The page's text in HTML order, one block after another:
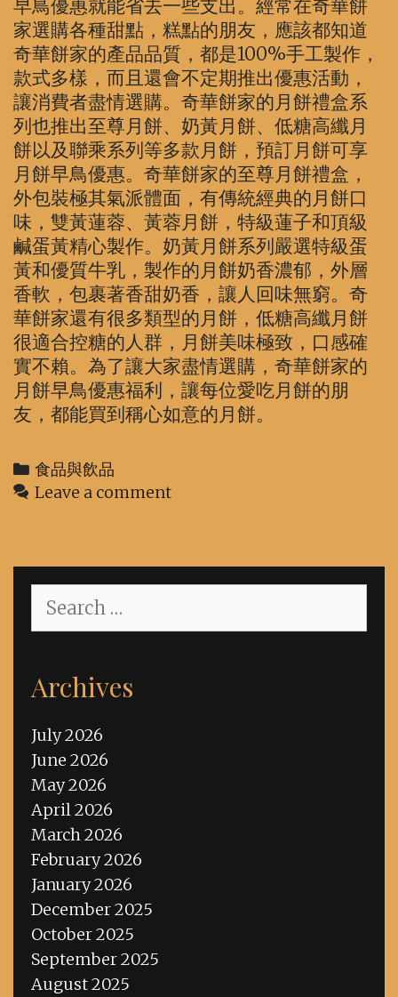
早鳥優惠就能省去一些支出。經常在奇華餅
家選購各種甜點，糕點的朋友，應該都知道
奇華餅家的產品品質，都是100%手工製作，
款式多樣，而且還會不定期推出優惠活動，
讓消費者盡情選購。奇華餅家的月餅禮盒系
列也推出至尊月餅、奶黃月餅、低糖高纖月
餅以及聯乘系列等多款月餅，預訂月餅可享
月餅早鳥優惠。奇華餅家的至尊月餅禮盒，
外包裝極其氣派體面，有傳統經典的月餅口
味，雙黃蓮蓉、黃蓉月餅，特級蓮子和頂級
鹹蛋黃精心製作。奶黃月餅系列嚴選特級蛋
黃和優質牛乳，製作的月餅奶香濃郁，外層
香軟，包裹著香甜奶香，讓人回味無窮。奇
華餅家還有很多類型的月餅，低糖高纖月餅
很適合控糖的人群，月餅美味極致，口感確
實不賴。為了讓大家盡情選購，奇華餅家的
月餅早鳥優惠福利，讓每位愛吃月餅的朋
友，都能買到稱心如意的月餅。
Categories
食品與飲品
Leave a comment
for:
Archives
July 2026
June 2026
May 2026
April 2026
March 2026
February 2026
January 2026
December 2025
October 2025
September 2025
August 2025